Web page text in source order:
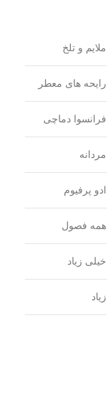
ملایم و تلخ
رایحه های معطر
فرانسوا دماچی
مردانه
ادو پرفیوم
همه فصول
خیلی زیاد
زیاد